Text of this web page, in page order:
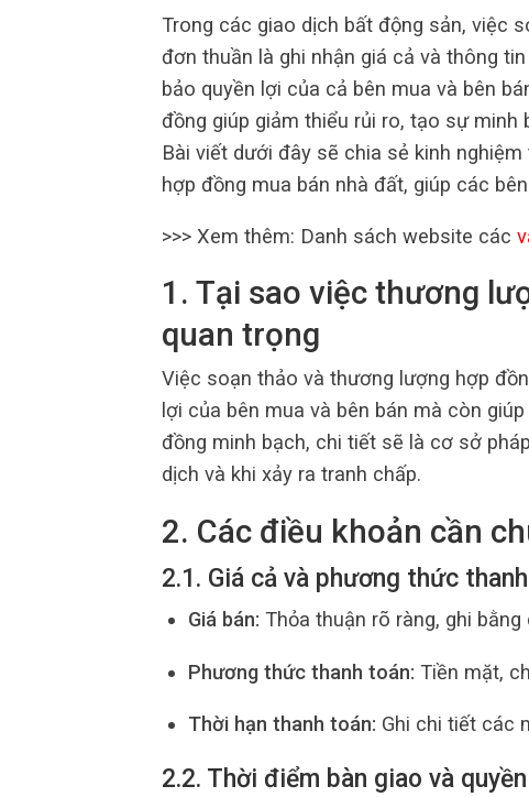
Trong các giao dịch bất động sản, việc
đơn thuần là ghi nhận giá cả và thông
bảo quyền lợi của cả bên mua và bên
đồng giúp giảm thiểu rủi ro, tạo sự minh
Bài viết dưới đây sẽ chia sẻ kinh
hợp đồng mua bán nhà đất, giúp các
>>> Xem thêm: Danh sách website các
1. Tại sao việc thương
quan trọng
Việc soạn thảo và thương lượng hợp
lợi của bên mua và bên bán mà còn
đồng minh bạch, chi tiết sẽ là cơ sở
dịch và khi xảy ra tranh chấp.
2. Các điều khoản cần
2.1. Giá cả và phương thức
Giá bán: Thỏa thuận rõ ràng, ghi
Phương thức thanh toán: Tiền mặt,
Thời hạn thanh toán: Ghi chi tiết các
2.2. Thời điểm bàn giao và